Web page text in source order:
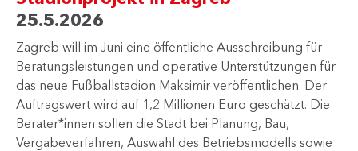
25.5.2026
Zagreb will im Juni eine öffentliche Ausschreibung für
Beratungsleistungen und operative Unterstützungen für
das neue Fußballstadion Maksimir veröffentlichen. Der
Auftragswert wird auf 1,2 Millionen Euro geschätzt. Die
Berater*innen sollen die Stadt bei Planung, Bau,
Vergabeverfahren, Auswahl des Betriebsmodells sowie